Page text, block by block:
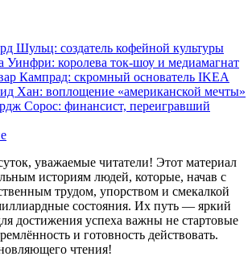
Шульц: создатель кофейной культуры
Уинфри: королева ток-шоу и медиамагнат
Кампрад: скромный основатель IKEA
Хан: воплощение «американской мечты»
Сорос: финансист, переигравший
уважаемые читатели! Этот материал
историям людей, которые, начав с
трудом, упорством и смекалкой
состояния. Их путь — яркий
достижения успеха важны не стартовые
и готовность действовать.
чтения!